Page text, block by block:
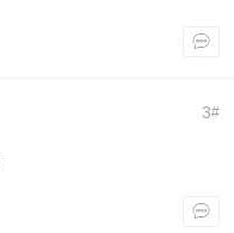
3#